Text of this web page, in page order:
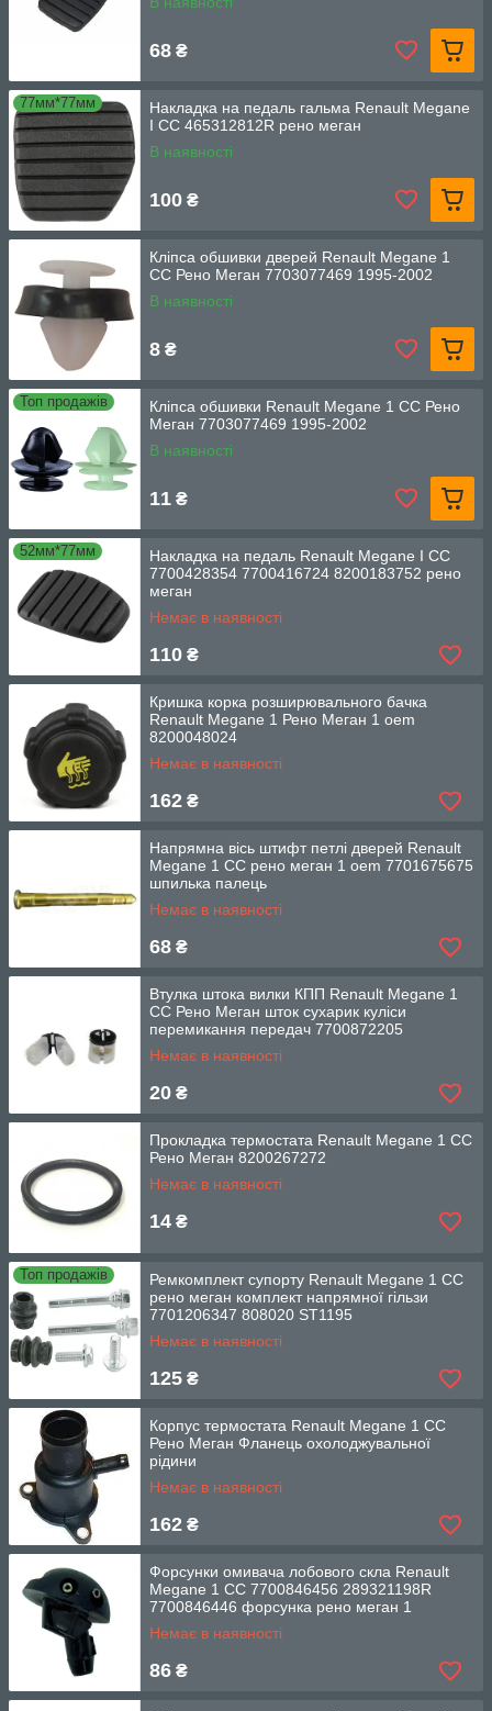
68 ₴
77мм*77мм
Накладка на педаль гальма Renault Megane
I CC 465312812R рено меган
В наявності
100 ₴
Кліпса обшивки дверей Renault Megane 1
CC Рено Меган 7703077469 1995-2002
В наявності
8 ₴
Топ продажів
Кліпса обшивки Renault Megane 1 CC Рено
Меган 7703077469 1995-2002
В наявності
11 ₴
52мм*77мм
Накладка на педаль Renault Megane I CC
7700428354 7700416724 8200183752 рено
меган
Немає в наявності
110 ₴
Кришка корка розширювального бачка
Renault Megane 1 Рено Меган 1 oem
8200048024
Немає в наявності
162 ₴
Напрямна вісь штифт петлі дверей Renault
Megane 1 CC рено меган 1 oem 7701675675
шпилька палець
Немає в наявності
68 ₴
Втулка штока вилки КПП Renault Megane 1
CC Рено Меган шток сухарик куліси
перемикання передач 7700872205
Немає в наявності
20 ₴
Прокладка термостата Renault Megane 1 CC
Рено Меган 8200267272
Немає в наявності
14 ₴
Топ продажів
Ремкомплект супорту Renault Megane 1 CC
рено меган комплект напрямної гільзи
7701206347 808020 ST1195
Немає в наявності
125 ₴
Корпус термостата Renault Megane 1 CC
Рено Меган Фланець охолоджувальної
рідини
Немає в наявності
162 ₴
Форсунки омивача лобового скла Renault
Megane 1 CC 7700846456 289321198R
7700846446 форсунка рено меган 1
Немає в наявності
86 ₴